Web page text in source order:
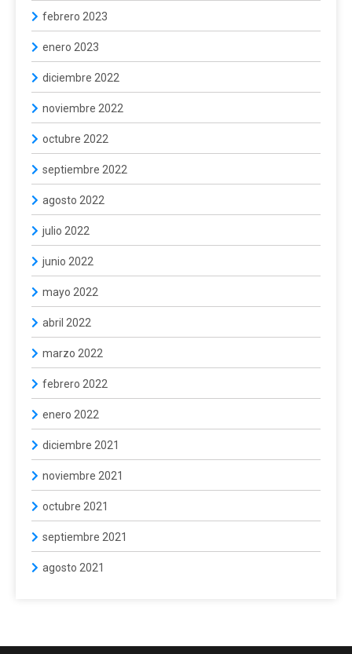
febrero 2023
enero 2023
diciembre 2022
noviembre 2022
octubre 2022
septiembre 2022
agosto 2022
julio 2022
junio 2022
mayo 2022
abril 2022
marzo 2022
febrero 2022
enero 2022
diciembre 2021
noviembre 2021
octubre 2021
septiembre 2021
agosto 2021